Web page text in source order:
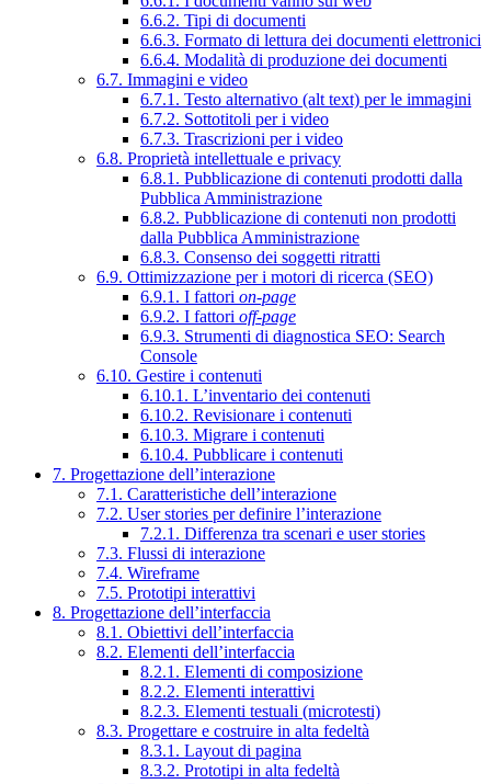
6.6.2. Tipi di documenti
6.6.3. Formato di lettura dei documenti elettronici
6.6.4. Modalità di produzione dei documenti
6.7. Immagini e video
6.7.1. Testo alternativo (alt text) per le immagini
6.7.2. Sottotitoli per i video
6.7.3. Trascrizioni per i video
6.8. Proprietà intellettuale e privacy
6.8.1. Pubblicazione di contenuti prodotti dalla
Pubblica Amministrazione
6.8.2. Pubblicazione di contenuti non prodotti
dalla Pubblica Amministrazione
6.8.3. Consenso dei soggetti ritratti
6.9. Ottimizzazione per i motori di ricerca (SEO)
6.9.1. I fattori on-page
6.9.2. I fattori off-page
6.9.3. Strumenti di diagnostica SEO: Search
Console
6.10. Gestire i contenuti
6.10.1. L’inventario dei contenuti
6.10.2. Revisionare i contenuti
6.10.3. Migrare i contenuti
6.10.4. Pubblicare i contenuti
7. Progettazione dell’interazione
7.1. Caratteristiche dell’interazione
7.2. User stories per definire l’interazione
7.2.1. Differenza tra scenari e user stories
7.3. Flussi di interazione
7.4. Wireframe
7.5. Prototipi interattivi
8. Progettazione dell’interfaccia
8.1. Obiettivi dell’interfaccia
8.2. Elementi dell’interfaccia
8.2.1. Elementi di composizione
8.2.2. Elementi interattivi
8.2.3. Elementi testuali (microtesti)
8.3. Progettare e costruire in alta fedeltà
8.3.1. Layout di pagina
8.3.2. Prototipi in alta fedeltà